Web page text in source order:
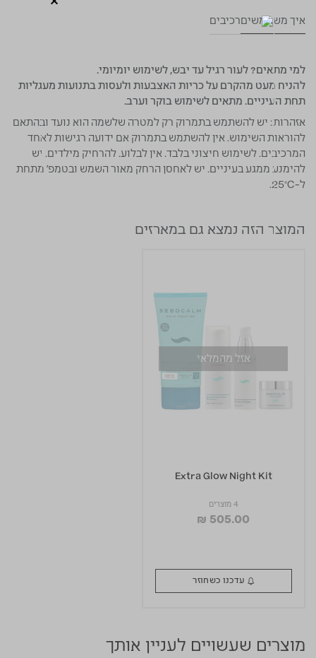
איך משתמשיםרכיבים
למי מתאים? לעור רגיל עד יבש, לשימוש יומיומי.
להניח מעט מהקרם על כריות האצבעות ולעסות בתנועות מעגליות
תחת העיניים. מתאים לשימוש בוקר וערב.
אזהרות: יש להשתמש בתמרוק רק למטרה שלשמה הוא נועד ובהתאם
להוראות השימוש. אין להשתמש בתמרוק אם ידועה רגישות לאחד
המרכיבים. לשימוש חיצוני בלבד. אין לבלוע. להרחיק מילדים. יש
להימנע ממגע בעיניים. יש לאחסן הרחק מאור השמש ובטמפ' מתחת
ל-25°C.
המוצר הזה נמצא גם במארזים
אזל מהמלאי
Extra Glow Night Kit
4 מוצרים
₪ 505.00
מוצרים שעשויים לעניין אותך